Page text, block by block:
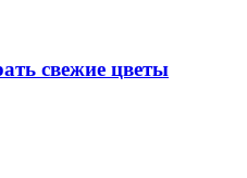
свежие цветы